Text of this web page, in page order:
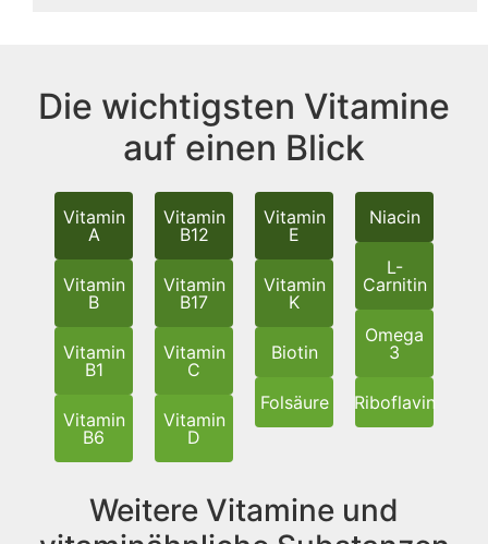
Die wichtigsten Vitamine
auf einen Blick
Vitamin
A
Vitamin
B
Vitamin
B1
Vitamin
B6
Vitamin
B12
Vitamin
B17
Vitamin
C
Vitamin
D
Vitamin
E
Vitamin
K
Biotin
Folsäure
Niacin
L-
Carnitin
Omega
3
Riboflavin
Weitere Vitamine und